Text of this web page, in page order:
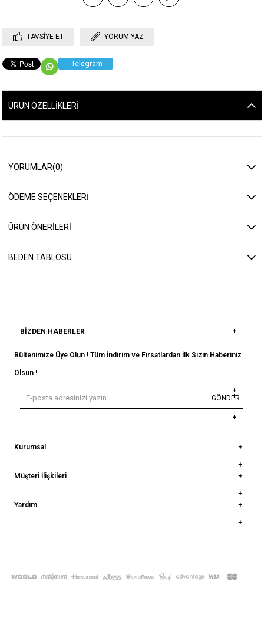
TAVSIYE ET YORUM YAZ
Telegram
ÜRÜN ÖZELLIKLERI
YORUMLAR(0)
ÖDEME SEÇENEKLERI
ÜRÜN ÖNERILERI
BEDEN TABLOSU
BIZDEN HABERLER
Bültenimize Üye Olun ! Tüm İndirim ve Fırsatlardan İlk Sizin Haberiniz
Olsun !
GÖNDER
Kurumsal
Müşteri İlişkileri
Yardım